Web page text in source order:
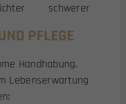
schwerer
PFLEGE
Handhabung.
Lebenserwartung